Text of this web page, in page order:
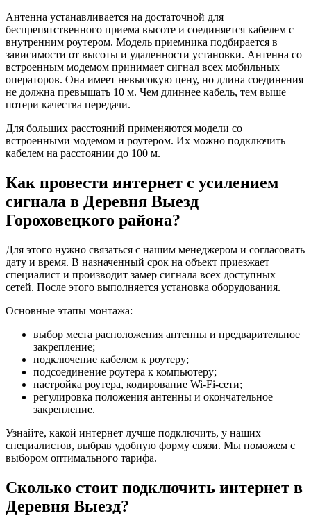
Антенна устанавливается на достаточной для
беспрепятственного приема высоте и соединяется кабелем с
внутренним роутером. Модель приемника подбирается в
зависимости от высоты и удаленности установки. Антенна со
встроенным модемом принимает сигнал всех мобильных
операторов. Она имеет невысокую цену, но длина соединения
не должна превышать 10 м. Чем длиннее кабель, тем выше
потери качества передачи.
Для больших расстояний применяются модели со
встроенными модемом и роутером. Их можно подключить
кабелем на расстоянии до 100 м.
Как провести интернет с усилением
сигнала в Деревня Выезд
Гороховецкого района?
Для этого нужно связаться с нашим менеджером и согласовать
дату и время. В назначенный срок на объект приезжает
специалист и производит замер сигнала всех доступных
сетей. После этого выполняется установка оборудования.
Основные этапы монтажа:
выбор места расположения антенны и предварительное
закрепление;
подключение кабелем к роутеру;
подсоединение роутера к компьютеру;
настройка роутера, кодирование Wi-Fi-сети;
регулировка положения антенны и окончательное
закрепление.
Узнайте, какой интернет лучше подключить, у наших
специалистов, выбрав удобную форму связи. Мы поможем с
выбором оптимального тарифа.
Сколько стоит подключить интернет в
Деревня Выезд?